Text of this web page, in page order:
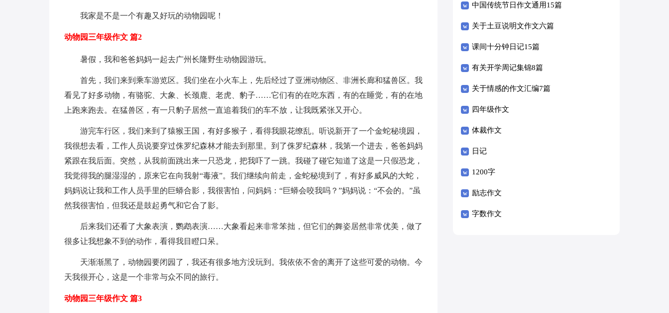
我家是不是一个有趣又好玩的动物园呢！
动物园三年级作文 篇2
暑假，我和爸爸妈妈一起去广州长隆野生动物园游玩。
首先，我们来到乘车游览区。我们坐在小火车上，先后经过了亚洲动物区、非洲长廊和猛兽区。我
看见了好多动物，有骆驼、大象、长颈鹿、老虎、豹子……它们有的在吃东西，有的在睡觉，有的在地
上跑来跑去。在猛兽区，有一只豹子居然一直追着我们的车不放，让我既紧张又开心。
游完车行区，我们来到了猿猴王国，有好多猴子，看得我眼花缭乱。听说新开了一个金蛇秘境园，
我很想去看，工作人员说要穿过侏罗纪森林才能去到那里。到了侏罗纪森林，我第一个进去，爸爸妈妈
紧跟在我后面。突然，从我前面跳出来一只恐龙，把我吓了一跳。我碰了碰它知道了这是一只假恐龙，
我觉得我的腿湿湿的，原来它在向我射“毒液”。我们继续向前走，金蛇秘境到了，有好多威风的大蛇，
妈妈说让我和工作人员手里的巨蟒合影，我很害怕，问妈妈：“巨蟒会咬我吗？”妈妈说：“不会的。”虽
然我很害怕，但我还是鼓起勇气和它合了影。
后来我们还看了大象表演，鹦鹉表演……大象看起来非常笨拙，但它们的舞姿居然非常优美，做了
很多让我想象不到的动作，看得我目瞪口呆。
天渐渐黑了，动物园要闭园了，我还有很多地方没玩到。我依依不舍的离开了这些可爱的动物。今
天我很开心，这是一个非常与众不同的旅行。
动物园三年级作文 篇3
中国传统节日作文通用15篇
关于土豆说明文作文六篇
课间十分钟日记15篇
有关开学周记集锦8篇
关于情感的作文汇编7篇
四年级作文
体裁作文
日记
1200字
励志作文
字数作文